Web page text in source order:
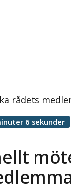
6 sekunder